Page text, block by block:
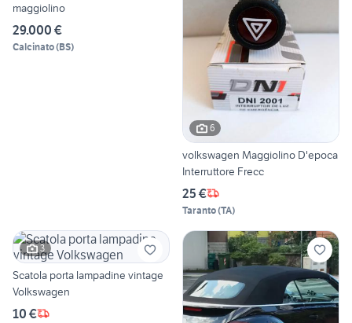
maggiolino
29.000 €
Calcinato(BS)
6
volkswagen Maggiolino D'epoca
Interruttore Frecc
25 €
Taranto(TA)
3
Scatola porta lampadine vintage
Volkswagen
10 €